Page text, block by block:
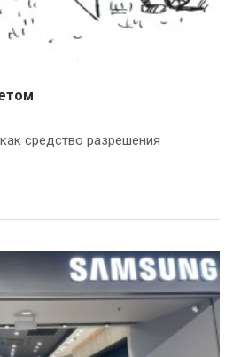
средство разрешения